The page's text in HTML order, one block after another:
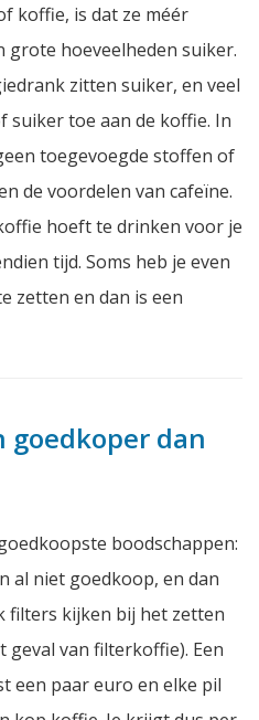
koffie, is dat ze méér
grote hoeveelheden suiker.
zitten suiker, en veel
suiker toe aan de koffie. In
toegevoegde stoffen of
de voordelen van cafeïne.
hoeft te drinken voor je
tijd. Soms heb je even
zetten en dan is een
dan
boodschappen:
al niet goedkoop, en dan
filters kijken bij het zetten
van filterkoffie). Een
een paar euro en elke pil